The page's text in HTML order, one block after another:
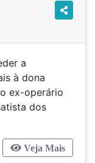
a
à dona
ex-operário
dos
Veja Mais